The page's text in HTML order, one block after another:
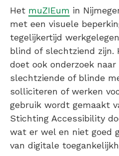
Het muZIEum in
met een visuele
tegelijkertijd
blind of slechtziend zijn.
doet ook onderzoek
slechtziende of blinde
solliciteren of werken
gebruik wordt gemaakt
Stichting Accessibility
wat er wel en niet goed
van digitale